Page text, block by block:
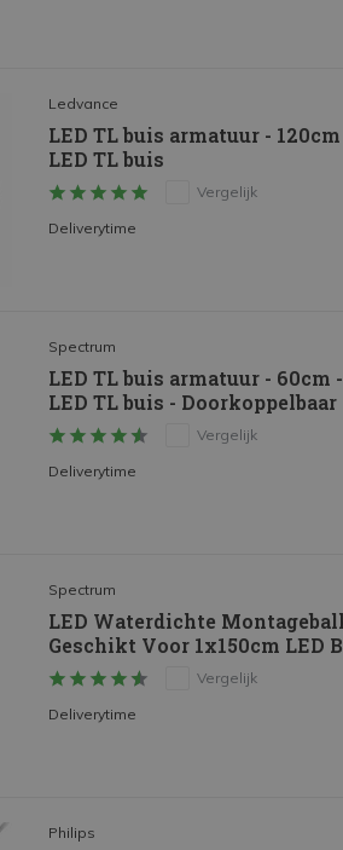
Ledvance
LED TL buis armatuur -
LED TL buis
Vergelijk
Deliverytime
Spectrum
LED TL buis armatuur -
LED TL buis - Doorkoppelbaar
Vergelijk
Deliverytime
Spectrum
LED Waterdichte
Geschikt Voor 1x150cm LED
Vergelijk
Deliverytime
Philips